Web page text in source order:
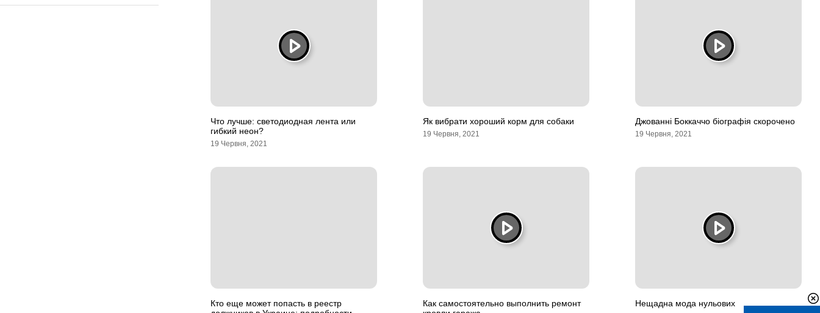
Что лучше: светодиодная лента или
гибкий неон?
19 Червня, 2021
Як вибрати хороший корм для собаки
19 Червня, 2021
Джованні Боккаччо біографія скорочено
19 Червня, 2021
Кто еще может попасть в реестр
Как самостоятельно выполнить ремонт
Нещадна мода нульових